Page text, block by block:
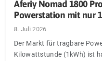
Aferiy Nomad 1800
Powerstation mit nur
8. Juli 2026
Der Markt für tragbare
Kilowattstunde (1kWh) ist